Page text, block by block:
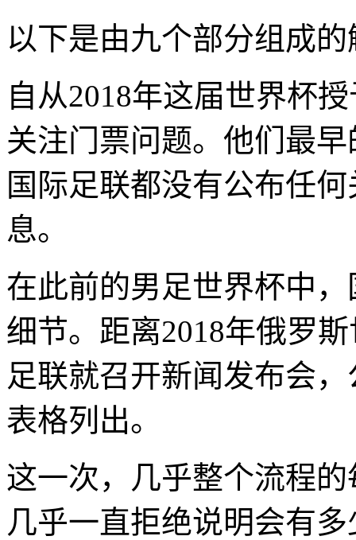
以下是由九个部分组成
自从2018年这届世界杯
关注门票问题。他们最
国际足联都没有公布任
息。
在此前的男足世界杯中
细节。距离2018年俄罗
足联就召开新闻发布会
表格列出。
这一次，几乎整个流程
几乎一直拒绝说明会有